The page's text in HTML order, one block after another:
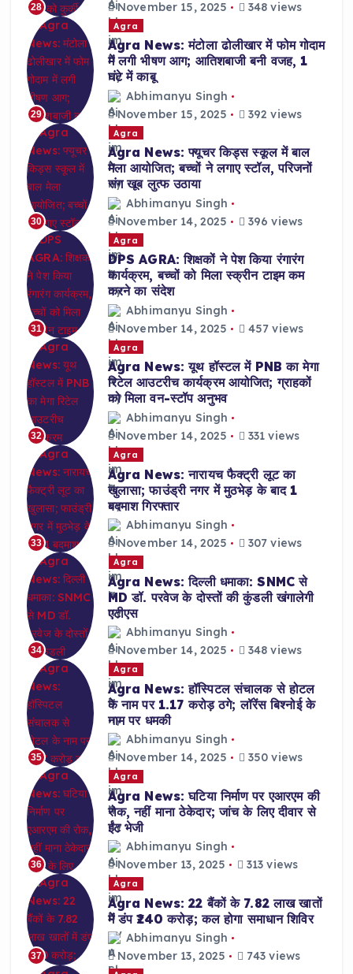
28
November 15, 2025
348 views
29
Agra
Agra News: मंटोला ढोलीखार में फोम गोदाम
में लगी भीषण आग; आतिशबाजी बनी वजह, 1
घंटे में काबू
Abhimanyu Singh
November 15, 2025
392 views
30
Agra
Agra News: फ्यूचर किड्स स्कूल में बाल
मेला आयोजित; बच्चों ने लगाए स्टॉल, परिजनों
संग खूब लुत्फ उठाया
Abhimanyu Singh
November 14, 2025
396 views
31
Agra
DPS AGRA: शिक्षकों ने पेश किया रंगारंग
कार्यक्रम, बच्चों को मिला स्क्रीन टाइम कम
करने का संदेश
Abhimanyu Singh
November 14, 2025
457 views
32
Agra
Agra News: यूथ हॉस्टल में PNB का मेगा
रिटेल आउटरीच कार्यक्रम आयोजित; ग्राहकों
को मिला वन-स्टॉप अनुभव
Abhimanyu Singh
November 14, 2025
331 views
33
Agra
Agra News: नारायच फैक्ट्री लूट का
खुलासा; फाउंड्री नगर में मुठभेड़ के बाद 1
बदमाश गिरफ्तार
Abhimanyu Singh
November 14, 2025
307 views
34
Agra
Agra News: दिल्ली धमाका: SNMC से
MD डॉ. परवेज के दोस्तों की कुंडली खंगालेगी
एटीएस
Abhimanyu Singh
November 14, 2025
348 views
35
Agra
Agra News: हॉस्पिटल संचालक से होटल
के नाम पर 1.17 करोड़ ठगे; लॉरेंस बिश्नोई के
नाम पर धमकी
Abhimanyu Singh
November 14, 2025
350 views
36
Agra
Agra News: घटिया निर्माण पर एआरएम की
रोक, नहीं माना ठेकेदार; जांच के लिए दीवार से
ईंट भेजी
Abhimanyu Singh
November 13, 2025
313 views
37
Agra
Agra News: 22 बैंकों के 7.82 लाख खातों
में डंप ₹240 करोड़; कल होगा समाधान शिविर
Abhimanyu Singh
November 13, 2025
743 views